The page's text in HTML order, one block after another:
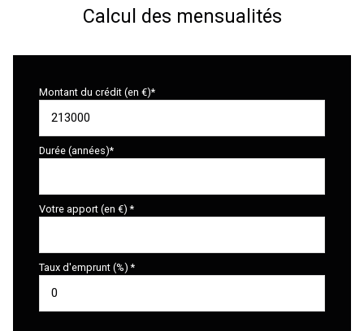
Calcul des mensualités
Montant du crédit (en €)*
Durée (années)*
Votre apport (en €) *
Taux d'emprunt (%) *